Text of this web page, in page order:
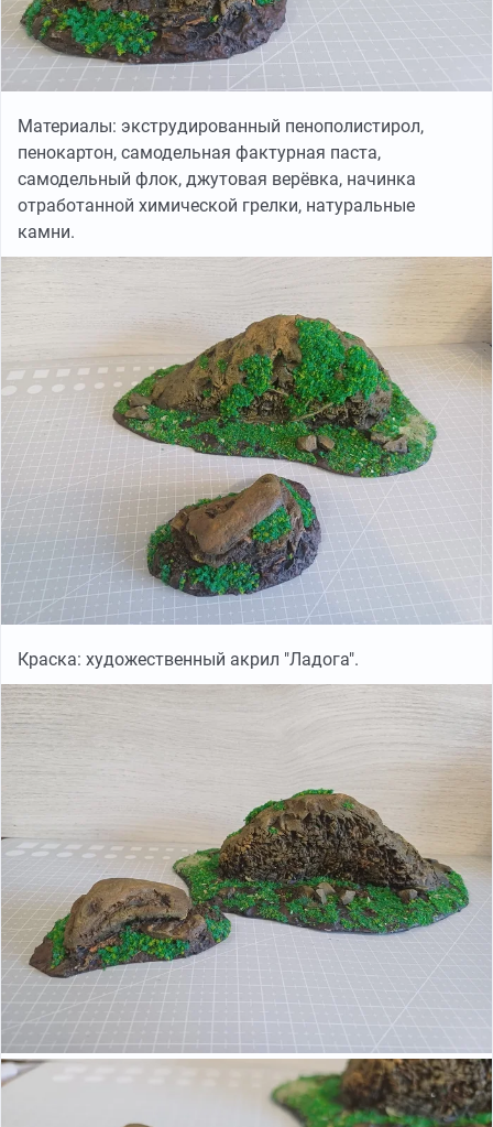
Материалы: экструдированный пенополистирол,
пенокартон, самодельная фактурная паста,
самодельный флок, джутовая верёвка, начинка
отработанной химической грелки, натуральные
камни.
Краска: художественный акрил "Ладога".